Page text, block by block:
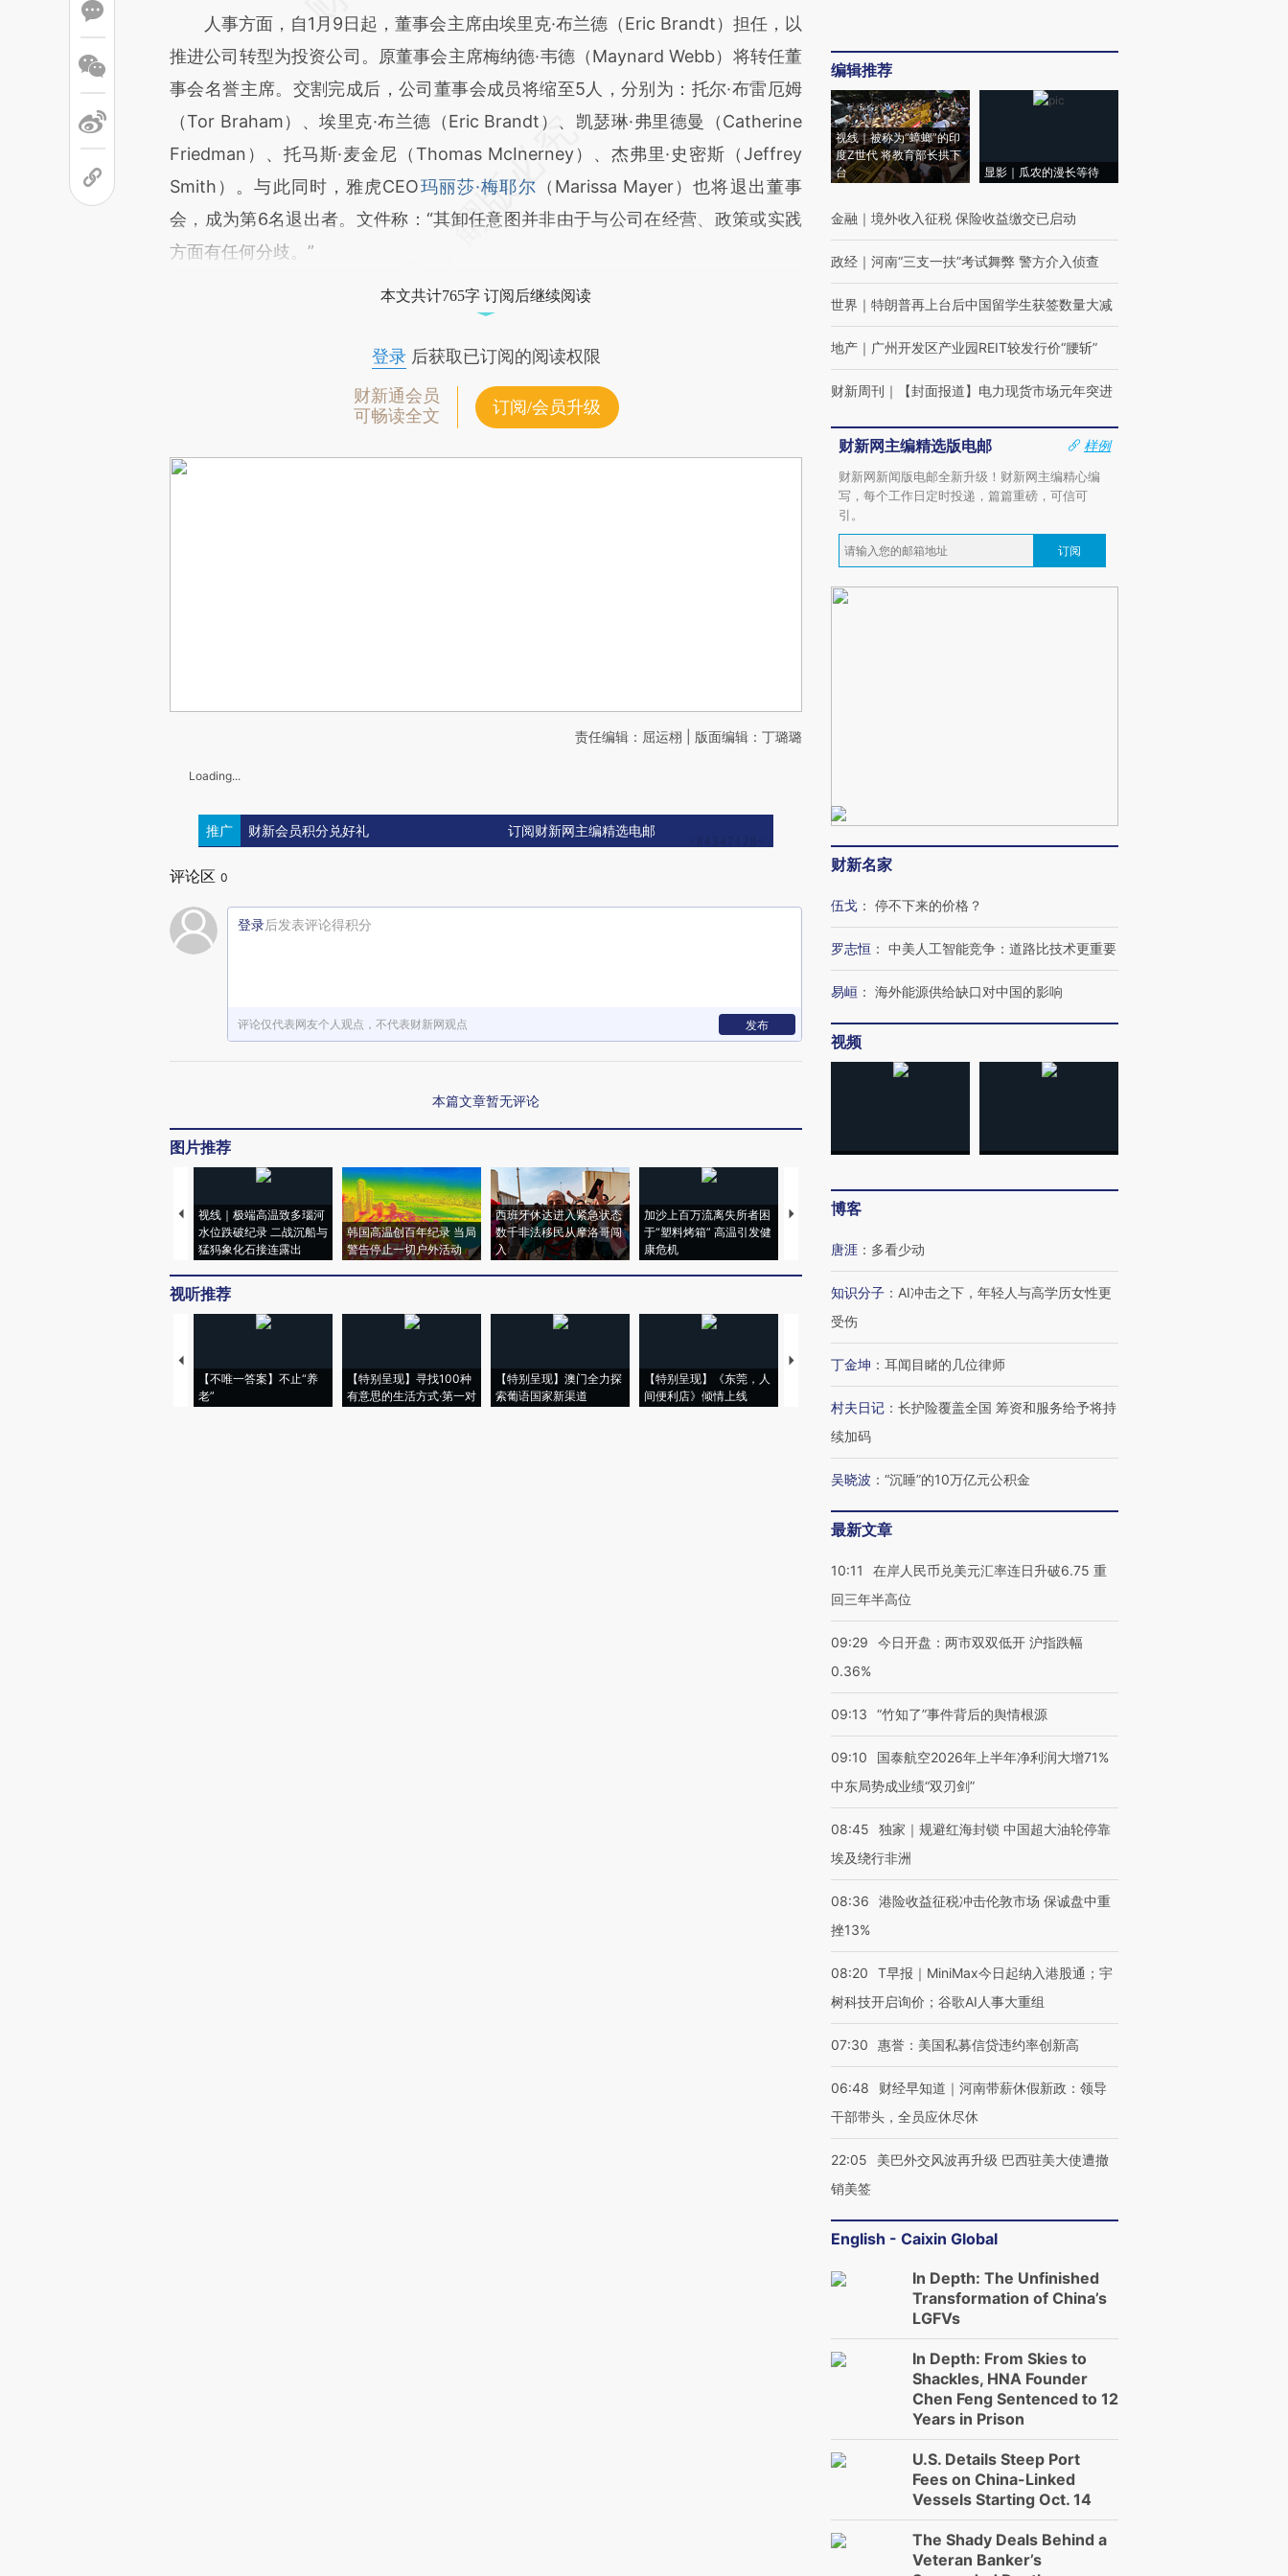
人事方面，自1月9日起，董事会主席由埃里克·布兰德（Eric Brandt）担任，以
推进公司转型为投资公司。原董事会主席梅纳德·韦德（Maynard Webb）将转任董
事会名誉主席。交割完成后，公司董事会成员将缩至5人，分别为：托尔·布雷厄姆
（Tor Braham）、埃里克·布兰德（Eric Brandt）、凯瑟琳·弗里德曼（Catherine
Friedman）、托马斯·麦金尼（Thomas McInerney）、杰弗里·史密斯（Jeffrey
Smith）。与此同时，雅虎CEO玛丽莎·梅耶尔 （Marissa Mayer）也将退出董事
会，成为第6名退出者。文件称：“其卸任意图并非由于与公司在经营、政策或实践
方面有任何分歧。”
本文共计765字 订阅后继续阅读
登录后获取已订阅的阅读权限
财新通会员
可畅读全文
订阅/会员升级
责任编辑：屈运栩 | 版面编辑：丁璐璐
Loading...
推广 财新会员积分兑好礼 订阅财新网主编精选电邮
评论区 0
登录后发表评论得积分
评论仅代表网友个人观点，不代表财新网观点 发布
本篇文章暂无评论
图片推荐
视线｜极端高温致多瑙河
水位跌破纪录 二战沉船与
猛犸象化石接连露出
韩国高温创百年纪录 当局
警告停止一切户外活动
西班牙休达进入紧急状态
数千非法移民从摩洛哥闯
入
加沙上百万流离失所者困
于“塑料烤箱” 高温引发健
康危机
马航飞行员跨国走私7万
视听推荐
【不唯一答案】不止“养
老”
【特别呈现】寻找100种
有意思的生活方式·第一对
【特别呈现】澳门全力探
索葡语国家新渠道
【特别呈现】《东莞，人
间便利店》倾情上线
【推广】走进第四届链博
编辑推荐
视线｜被称为“蟑螂”的印
度Z世代 将教育部长拱下
台
显影｜瓜农的漫长等待
金融 ｜ 境外收入征税 保险收益缴交已启动
政经 ｜ 河南“三支一扶”考试舞弊 警方介入侦查
世界 ｜ 特朗普再上台后中国留学生获签数量大减
地产 ｜ 广州开发区产业园REIT较发行价“腰斩”
财新周刊 ｜ 【封面报道】电力现货市场元年突进
财新网主编精选版电邮
样例
财新网新闻版电邮全新升级！财新网主编精心编
写，每个工作日定时投递，篇篇重磅，可信可
引。
订阅
财新名家
伍戈 ： 停不下来的价格？
罗志恒 ： 中美人工智能竞争：道路比技术更重要
易峘 ： 海外能源供给缺口对中国的影响
视频
博客
唐涯 ： 多看少动
知识分子 ： AI冲击之下，年轻人与高学历女性更
受伤
丁金坤 ： 耳闻目睹的几位律师
村夫日记 ： 长护险覆盖全国 筹资和服务给予将持
续加码
吴晓波 ： “沉睡”的10万亿元公积金
最新文章
10:11
在岸人民币兑美元汇率连日升破6.75 重
回三年半高位
09:29
今日开盘：两市双双低开 沪指跌幅
0.36%
09:13 “竹知了”事件背后的舆情根源
09:10
国泰航空2026年上半年净利润大增71%
中东局势成业绩“双刃剑”
08:45
独家｜规避红海封锁 中国超大油轮停靠
埃及绕行非洲
08:36
港险收益征税冲击伦敦市场 保诚盘中重
挫13%
08:20
T早报｜MiniMax今日起纳入港股通；宇
树科技开启询价；谷歌AI人事大重组
07:30 惠誉：美国私募信贷违约率创新高
06:48
财经早知道｜河南带薪休假新政：领导
干部带头，全员应休尽休
22:05
美巴外交风波再升级 巴西驻美大使遭撤
销美签
English - Caixin Global
In Depth: The Unfinished
Transformation of China’s
LGFVs
In Depth: From Skies to
Shackles, HNA Founder
Chen Feng Sentenced to 12
Years in Prison
U.S. Details Steep Port
Fees on China-Linked
Vessels Starting Oct. 14
The Shady Deals Behind a
Veteran Banker’s